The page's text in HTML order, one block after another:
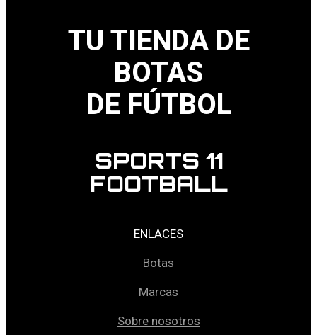
TU TIENDA DE
BOTAS
DE FÚTBOL
SPORTS 11
FOOTBALL
ENLACES
Botas
Marcas
Sobre nosotros